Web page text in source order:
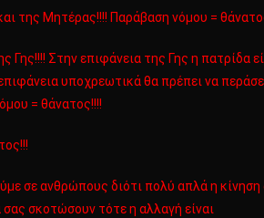
της Μητέρας!!!! Παράβαση νόμου =
Στην επιφάνεια της Γης η πατρίδα
υποχρεωτικά θα πρέπει να
= θάνατος!!!!
σε ανθρώπους διότι πολύ απλά η κίνηση
σκοτώσουν τότε η αλλαγή είναι